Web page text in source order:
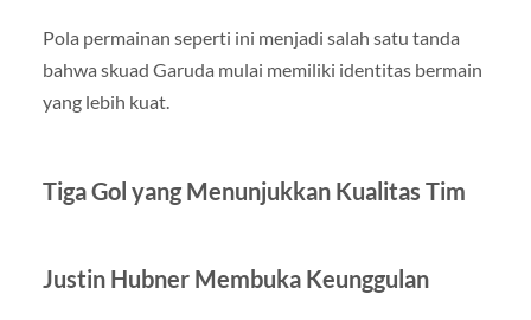
Pola permainan seperti ini menjadi salah satu tanda
bahwa skuad Garuda mulai memiliki identitas bermain
yang lebih kuat.
Tiga Gol yang Menunjukkan Kualitas Tim
Justin Hubner Membuka Keunggulan